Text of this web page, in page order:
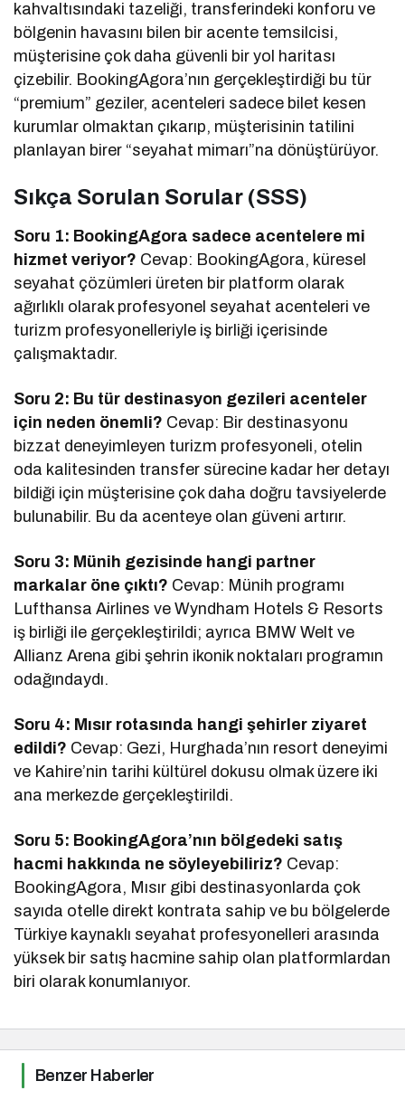
kahvaltısındaki tazeliği, transferindeki konforu ve
bölgenin havasını bilen bir acente temsilcisi,
müşterisine çok daha güvenli bir yol haritası
çizebilir. BookingAgora’nın gerçekleştirdiği bu tür
“premium” geziler, acenteleri sadece bilet kesen
kurumlar olmaktan çıkarıp, müşterisinin tatilini
planlayan birer “seyahat mimarı”na dönüştürüyor.
Sıkça Sorulan Sorular (SSS)
Soru 1: BookingAgora sadece acentelere mi
hizmet veriyor? Cevap: BookingAgora, küresel
seyahat çözümleri üreten bir platform olarak
ağırlıklı olarak profesyonel seyahat acenteleri ve
turizm profesyonelleriyle iş birliği içerisinde
çalışmaktadır.
Soru 2: Bu tür destinasyon gezileri acenteler
için neden önemli? Cevap: Bir destinasyonu
bizzat deneyimleyen turizm profesyoneli, otelin
oda kalitesinden transfer sürecine kadar her detayı
bildiği için müşterisine çok daha doğru tavsiyelerde
bulunabilir. Bu da acenteye olan güveni artırır.
Soru 3: Münih gezisinde hangi partner
markalar öne çıktı? Cevap: Münih programı
Lufthansa Airlines ve Wyndham Hotels & Resorts
iş birliği ile gerçekleştirildi; ayrıca BMW Welt ve
Allianz Arena gibi şehrin ikonik noktaları programın
odağındaydı.
Soru 4: Mısır rotasında hangi şehirler ziyaret
edildi? Cevap: Gezi, Hurghada’nın resort deneyimi
ve Kahire’nin tarihi kültürel dokusu olmak üzere iki
ana merkezde gerçekleştirildi.
Soru 5: BookingAgora’nın bölgedeki satış
hacmi hakkında ne söyleyebiliriz? Cevap:
BookingAgora, Mısır gibi destinasyonlarda çok
sayıda otelle direkt kontrata sahip ve bu bölgelerde
Türkiye kaynaklı seyahat profesyonelleri arasında
yüksek bir satış hacmine sahip olan platformlardan
biri olarak konumlanıyor.
Benzer Haberler